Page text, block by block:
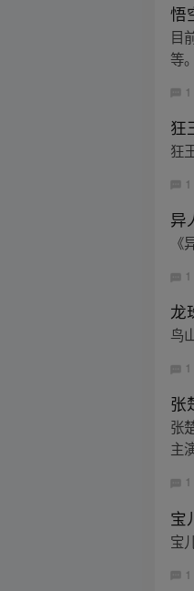
悟
目
等
狂
狂
异
龙
鸟
张
张
主
宝
宝